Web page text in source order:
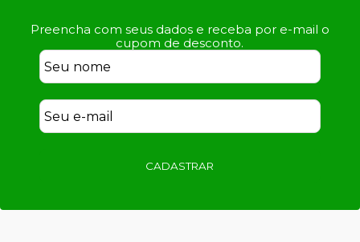
Preencha com seus dados e receba por e-mail o
cupom de desconto.
CADASTRAR